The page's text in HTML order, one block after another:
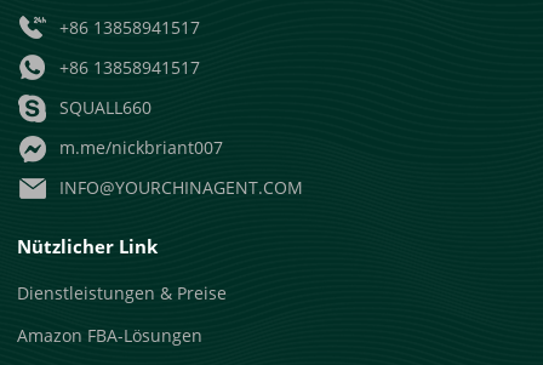
+86 13858941517
+86 13858941517
SQUALL660
m.me/nickbriant007
INFO@YOURCHINAGENT.COM
Nützlicher Link
Dienstleistungen & Preise
Amazon FBA-Lösungen